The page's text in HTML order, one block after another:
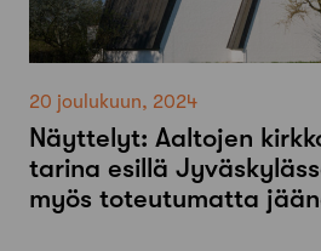
20 joulukuun, 2024
Näyttelyt: Aaltojen
tarina esillä
myös toteutumatta